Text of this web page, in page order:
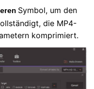
Symbol, um den
die MP4-
komprimiert.